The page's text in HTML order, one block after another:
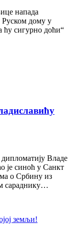
напада
Руском дому у
ћу сигурно доћи“
Владе
је синоћ у Санкт
о Србину из
сараднику…
земљи!